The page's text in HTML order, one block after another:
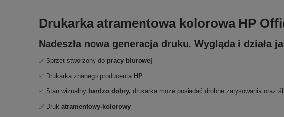
Drukarka atramentowa kolorowa HP
Nadeszła nowa generacja druku. Wygląda i działa
✅ Sprzęt stworzony do pracy biurowej
✅ Drukarka znanego producenta HP
✅ Stan wizualny bardzo dobry,drukarka może posiadać drobne zarysowania oraz
✅ Drukatramentowy-kolorowy